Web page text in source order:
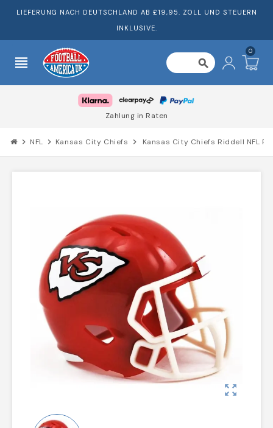
LIEFERUNG NACH DEUTSCHLAND AB £19,95. ZOLL UND STEUERN
INKLUSIVE.
view_headline search
0
Zahlung in Raten
chevron_right NFL chevron_right Kansas City Chiefs chevron_right Kansas City Chiefs Riddell NFL
zoom_out_map